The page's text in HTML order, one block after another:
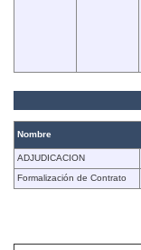
Nombre
ADJUDICACION
Formalización de Contrato